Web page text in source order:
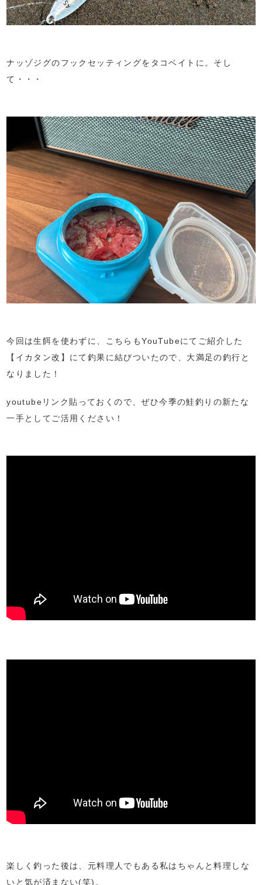
ナッゾジグのフックセッティングをタコベイトに。そし
て・・・
今回は生餌を使わずに、こちらもYouTubeにてご紹介した
【イカタン改】にて釣果に結びついたので、大満足の釣行と
なりました！
youtubeリンク貼っておくので、ぜひ今季の鮭釣りの新たな
一手としてご活用ください！
楽しく釣った後は、元料理人でもある私はちゃんと料理しな
いと気が済まない(笑)。